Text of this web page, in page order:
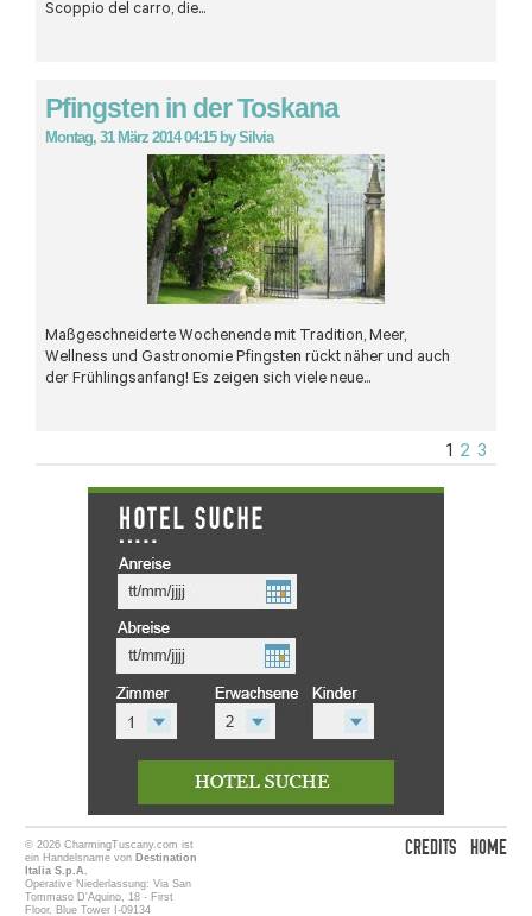
Scoppio del carro, die...
Pfingsten in der Toskana
Montag, 31 März 2014 04:15 bySilvia
Maßgeschneiderte Wochenende mit Tradition, Meer,
Wellness und Gastronomie Pfingsten rückt näher und auch
der Frühlingsanfang! Es zeigen sich viele neue...
1 2 3
© 2026 CharmingTuscany.com ist
ein Handelsname vonDestination
Italia S.p.A.
Operative Niederlassung: Via San
Tommaso D'Aquino, 18 - First
Floor, Blue Tower I-09134
CREDITS HOME